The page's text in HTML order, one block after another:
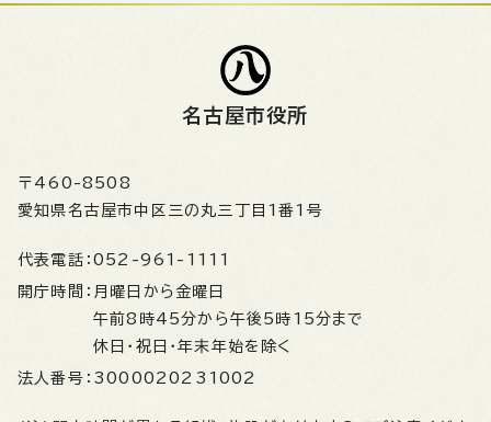
名古屋市役所
〒460-8508
愛知県名古屋市中区三の丸三丁目1番1号
代表電話： 052-961-1111
開庁時間： 月曜日から金曜日
午前8時45分から午後5時15分まで
休日・祝日・年末年始を除く
法人番号： 3000020231002